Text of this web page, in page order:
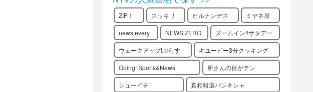
ZIP！ スッキリ ヒルナンデス ミヤネ屋
news every. NEWS ZERO ズームイン!!サタデー
ウェークアップ!ぷらす キユーピー3分クッキング
Going! Sports&News 所さんの目がテン
シューイチ 真相報道バンキシャ